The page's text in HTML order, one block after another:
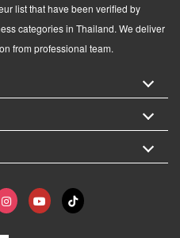
list that have been verified by
categories in Thailand. We deliver
from professional team.